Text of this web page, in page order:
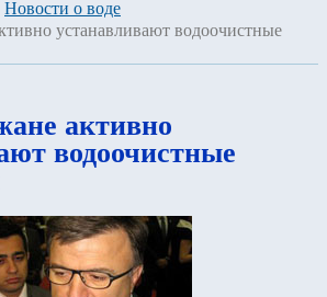
Новости о воде
устанавливают водоочистные
активно
водоочистные